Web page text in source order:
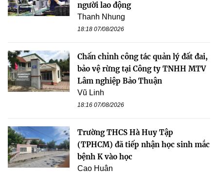
người lao động
Thanh Nhung
18:18 07/08/2026
Chấn chỉnh công tác quản lý đất đai,
bảo vệ rừng tại Công ty TNHH MTV
Lâm nghiệp Bảo Thuận
Vũ Linh
18:16 07/08/2026
Trường THCS Hà Huy Tập
(TPHCM) đã tiếp nhận học sinh mắc
bệnh K vào học
Cao Huân